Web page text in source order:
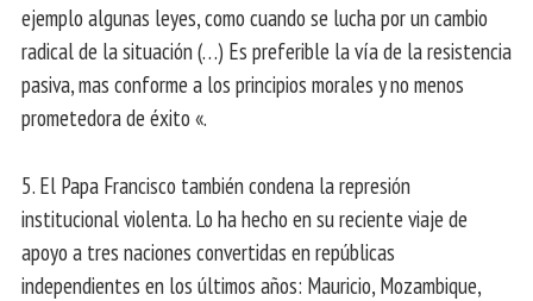
ejemplo algunas leyes, como cuando se lucha por un cambio
radical de la situación (…) Es preferible la vía de la resistencia
pasiva, mas conforme a los principios morales y no menos
prometedora de éxito «.
5. El Papa Francisco también condena la represión
institucional violenta. Lo ha hecho en su reciente viaje de
apoyo a tres naciones convertidas en repúblicas
independientes en los últimos años: Mauricio, Mozambique,